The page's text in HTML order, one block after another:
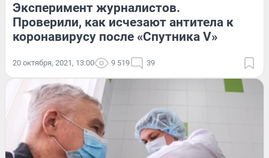
Эксперимент журналистов.
Проверили, как исчезают антитела к
коронавирусу после «Спутника V»
20 октября, 2021, 13:00 9 519 39